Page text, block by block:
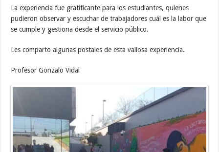
La experiencia fue gratificante para los estudiantes, quienes
pudieron observar y escuchar de trabajadores cuál es la labor que
se cumple y gestiona desde el servicio público.
Les comparto algunas postales de esta valiosa experiencia.
Profesor Gonzalo Vidal